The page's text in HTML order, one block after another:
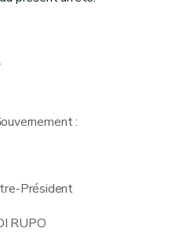
:
Président
RUPO